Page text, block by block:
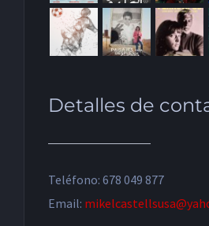
Detalles de
Teléfono: 678 049 877
Email: